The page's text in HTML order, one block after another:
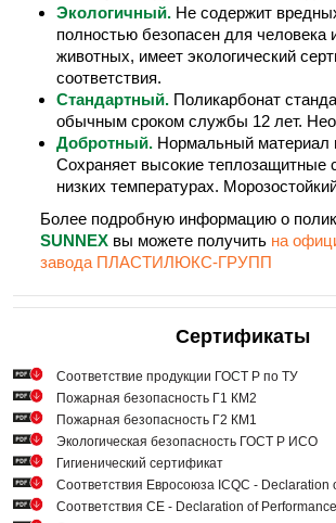
Экологичный. Не содержит
полностью безопасен для человека
животных, имеет экологический
соответствия.
Стандартный. Поликарбонат
обычным сроком службы 12 лет.
Добротный. Нормальный материал
Сохраняет высокие теплозащитные
низких температурах.
Более подробную информацию о
SUNNEX вы можете получить на
завода ПЛАСТИЛЮКС-ГРУПП
Сертификаты
Cоответствие продукции ГОСТ Р по ТУ
Пожарная безопасность Г1 КМ2
Пожарная безопасность Г2 КМ1
Экологическая безопасность ГОСТ Р ИСО
Гигиенический сертификат
Соответствия Евросоюза ICQC - Declaration
Соответствия СЕ - Declaration of Performance